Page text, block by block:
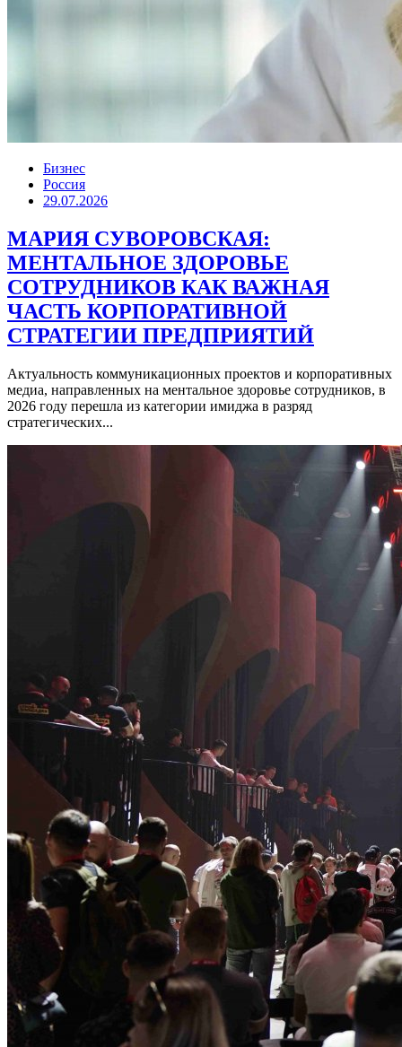
Бизнес
Россия
29.07.2026
МАРИЯ СУВОРОВСКАЯ:
МЕНТАЛЬНОЕ ЗДОРОВЬЕ
СОТРУДНИКОВ КАК ВАЖНАЯ
ЧАСТЬ КОРПОРАТИВНОЙ
СТРАТЕГИИ ПРЕДПРИЯТИЙ
Актуальность коммуникационных проектов и корпоративных
медиа, направленных на ментальное здоровье сотрудников, в
2026 году перешла из категории имиджа в разряд
стратегических...